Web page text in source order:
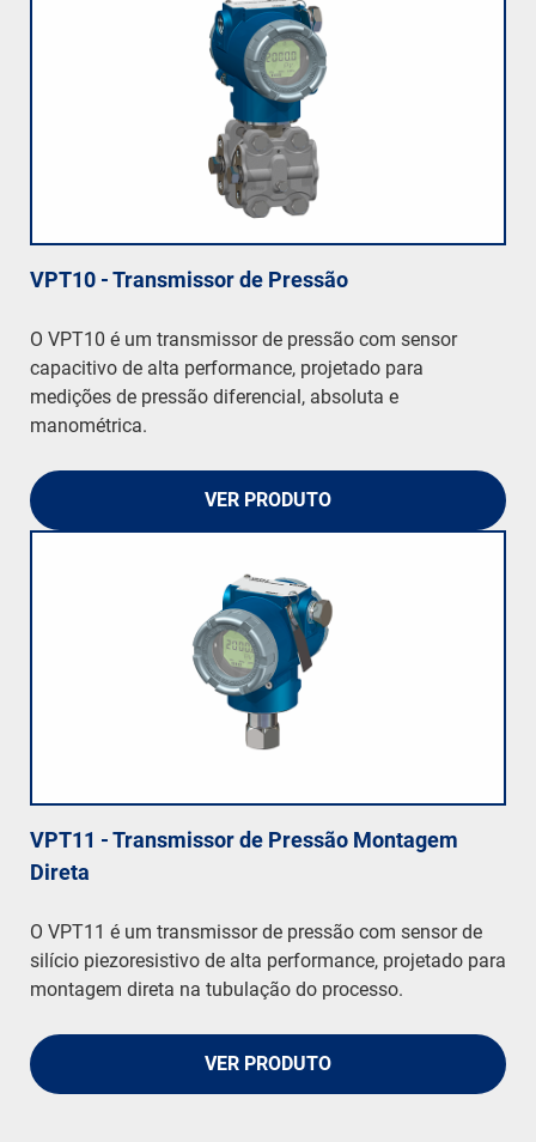
VPT10 - Transmissor de Pressão
O VPT10 é um transmissor de pressão com sensor
capacitivo de alta performance, projetado para
medições de pressão diferencial, absoluta e
manométrica.
VER PRODUTO
VPT11 - Transmissor de Pressão Montagem
Direta
O VPT11 é um transmissor de pressão com sensor de
silício piezoresistivo de alta performance, projetado para
montagem direta na tubulação do processo.
VER PRODUTO